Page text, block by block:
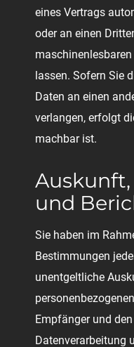
eines Vertrags
oder an einen
lassen. Sofern Sie
Daten an einen
verlangen, erfolgt
machbar ist.
und
Sie haben im
Bestimmungen
unentgeltliche
Empfänger und
Datenverarbeitung